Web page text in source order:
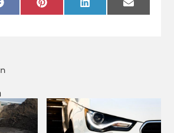
FacebookPinterestLinkedInEmail